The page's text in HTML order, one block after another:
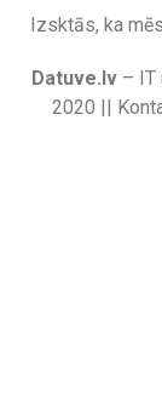
Izsktās, ka
Datuve.lv– IT
2020 ||